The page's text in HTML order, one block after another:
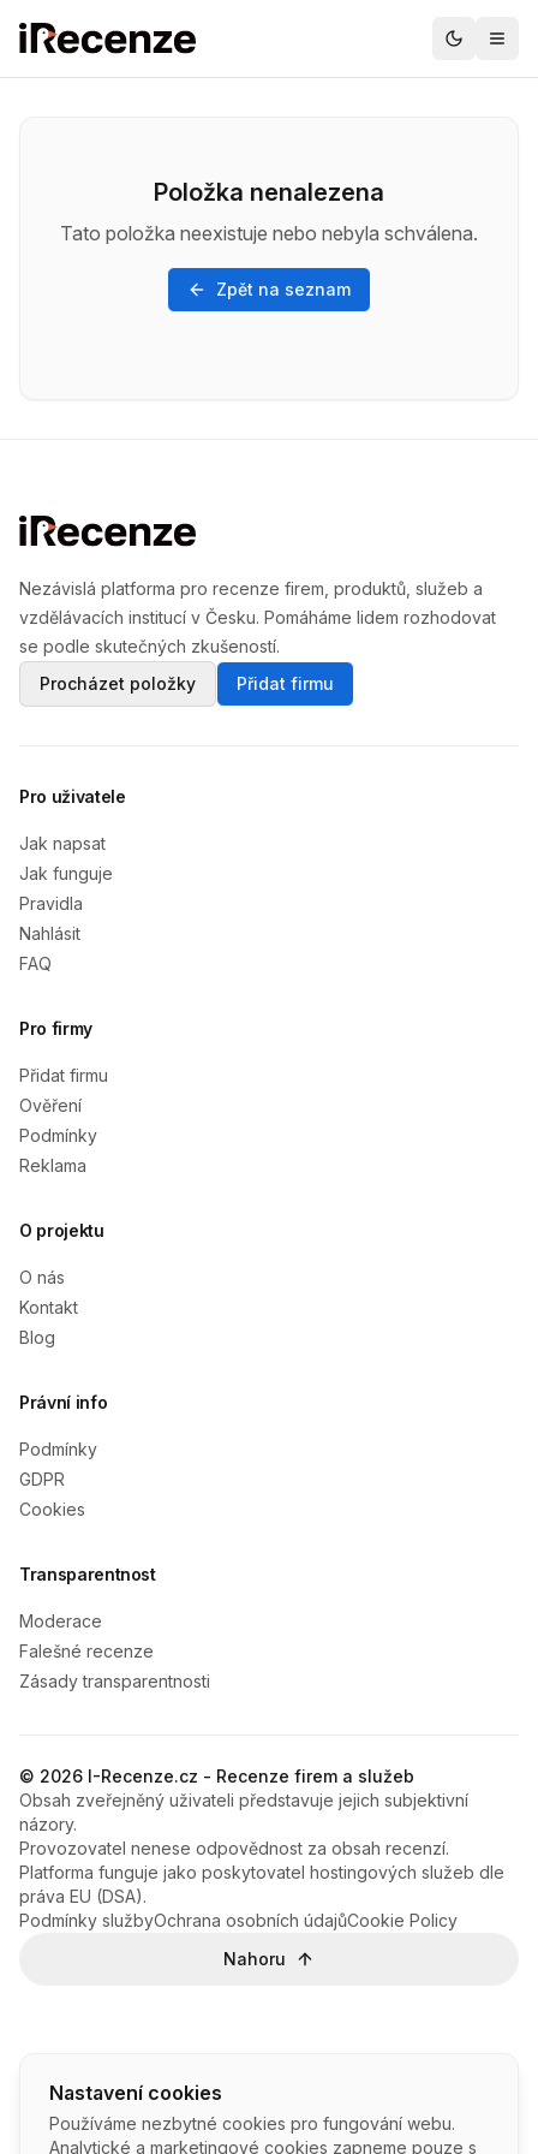
Položka nenalezena
Tato položka neexistuje nebo nebyla schválena.
Zpět na seznam
Nastavení cookies
Používáme nezbytné cookies pro fungování webu.
Analytické a marketingové cookies zapneme pouze s
Nezávislá platforma pro recenze firem, produktů, služeb a
vzdělávacích institucí v Česku. Pomáháme lidem rozhodovat
se podle skutečných zkušeností.
Procházet položky
Přidat firmu
Pro uživatele
Jak napsat
Jak funguje
Pravidla
Nahlásit
FAQ
Pro firmy
Přidat firmu
Ověření
Podmínky
Reklama
O projektu
O nás
Kontakt
Blog
Právní info
Podmínky
GDPR
Cookies
Transparentnost
Moderace
Falešné recenze
Zásady transparentnosti
© 2026 I-Recenze.cz - Recenze firem a služeb
Obsah zveřejněný uživateli představuje jejich subjektivní
názory.
Provozovatel nenese odpovědnost za obsah recenzí.
Platforma funguje jako poskytovatel hostingových služeb dle
práva EU (DSA).
Podmínky službyOchrana osobních údajůCookie Policy
Nahoru